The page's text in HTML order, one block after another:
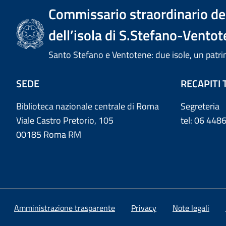
Commissario straordinario
dell’isola di S.Stefano-
Santo Stefano e Ventotene: due isole, un
SEDE
Biblioteca nazionale centrale di Roma
Viale Castro Pretorio, 105
00185 Roma RM
RECAPITI
Segreteria
tel: 06
Amministrazione trasparente Privacy Note legali